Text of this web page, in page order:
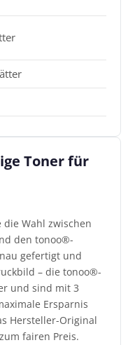
Toner für
die Wahl zwischen
den tonoo®-
gefertigt und
– die tonoo®-
und sind mit 3
Ersparnis
Hersteller-Original
fairen Preis.